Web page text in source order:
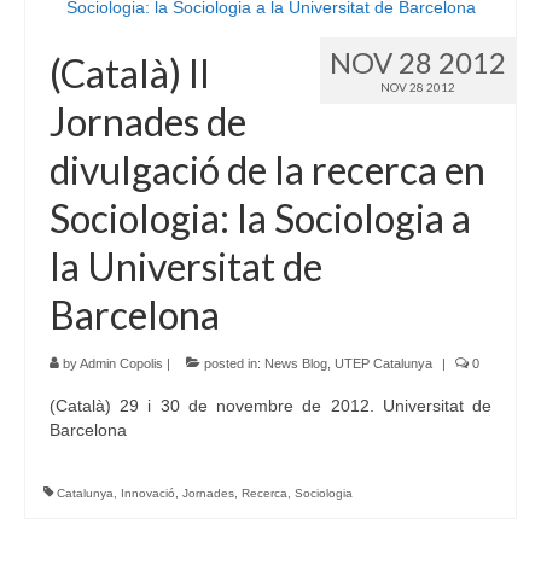
NOV 28 2012
NOV 28 2012
(Català) II
Jornades de
divulgació de la recerca en
Sociologia: la Sociologia a
la Universitat de
Barcelona
byAdmin Copolis | posted in: News Blog UTEP Catalunya | 0
(Català) 29 i 30 de novembre de 2012. Universitat de
Barcelona
Catalunya Innovació Jornades Recerca Sociologia